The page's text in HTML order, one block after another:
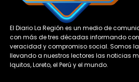
El Diario La Región es un medio de
con más de tres décadas informando
veracidad y compromiso social. Somos
llevando a nuestros lectores las noticias
Iquitos, Loreto, el Perú y el mundo.